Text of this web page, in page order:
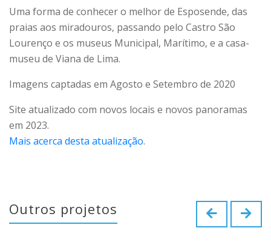
Uma forma de conhecer o melhor de Esposende, das
praias aos miradouros, passando pelo Castro São
Lourenço e os museus Municipal, Marítimo, e a casa-
museu de Viana de Lima.
Imagens captadas em Agosto e Setembro de 2020
Site atualizado com novos locais e novos panoramas
em 2023.
Mais acerca desta atualização.
Outros projetos